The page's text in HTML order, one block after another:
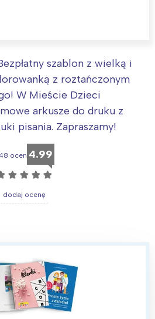
szablon z wielką i
z roztańczonym
W Mieście Dzieci
arkusze do druku z
pisania. Zapraszamy!
ocen 4.99
☆ ☆ ☆ ☆
dodaj ocenę